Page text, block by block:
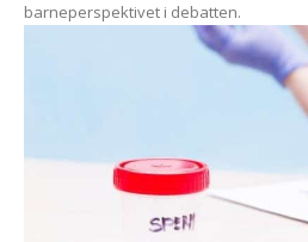
barneperspektivet i debatten.